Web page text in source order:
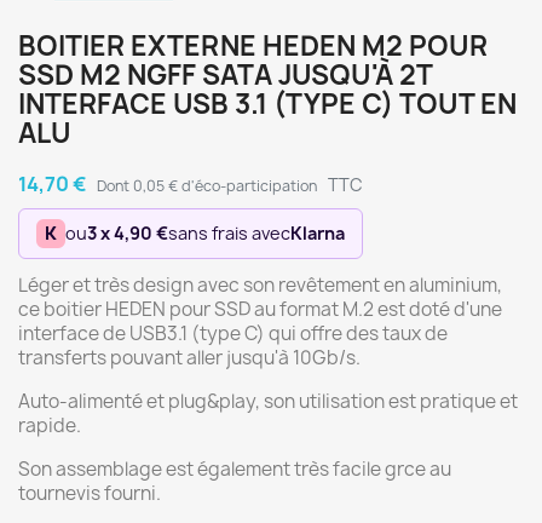
BOITIER EXTERNE HEDEN M2 POUR
SSD M2 NGFF SATA JUSQU'À 2T
INTERFACE USB 3.1 (TYPE C) TOUT EN
ALU
14,70 € Dont 0,05 € d'éco-participation TTC
K ou3 x 4,90 €sans frais avecKlarna
Léger et très design avec son revêtement en aluminium,
ce boitier HEDEN pour SSD au format M.2 est doté d'une
interface de USB3.1 (type C) qui offre des taux de
transferts pouvant aller jusqu'à 10Gb/s.
Auto-alimenté et plug&play, son utilisation est pratique et
rapide.
Son assemblage est également très facile grce au
tournevis fourni.